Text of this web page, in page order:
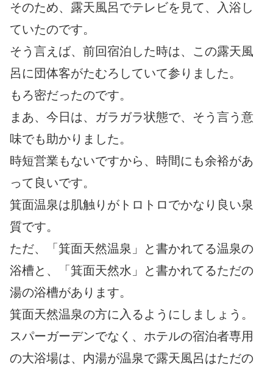
そのため、露天風呂でテレビを見て、入浴し
ていたのです。
そう言えば、前回宿泊した時は、この露天風
呂に団体客がたむろしていて参りました。
もろ密だったのです。
まあ、今日は、ガラガラ状態で、そう言う意
味でも助かりました。
時短営業もないですから、時間にも余裕があ
って良いです。
箕面温泉は肌触りがトロトロでかなり良い泉
質です。
ただ、「箕面天然温泉」と書かれてる温泉の
浴槽と、「箕面天然水」と書かれてるただの
湯の浴槽があります。
箕面天然温泉の方に入るようにしましょう。
スパーガーデンでなく、ホテルの宿泊者専用
の大浴場は、内湯が温泉で露天風呂はただの